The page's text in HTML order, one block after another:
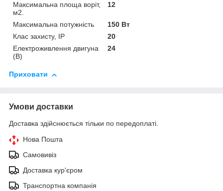
Максимальна площа воріт,
м2.
12
Максимальна потужність
150 Вт
Клас захисту, IP
20
Електроживлення двигуна
(В)
24
Приховати
Умови доставки
Доставка здійснюється тільки по передоплаті.
Нова Пошта
Самовивіз
Доставка кур'єром
Транспортна компанія